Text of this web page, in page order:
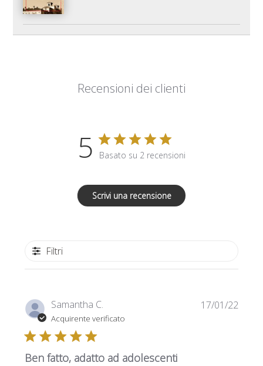
Recensioni dei clienti
5 Basato su 2 recensioni
Scrivi una recensione
Filtri
Samantha C.
Acquirente verificato
Ben fatto, adatto ad adolescenti
17/01/22